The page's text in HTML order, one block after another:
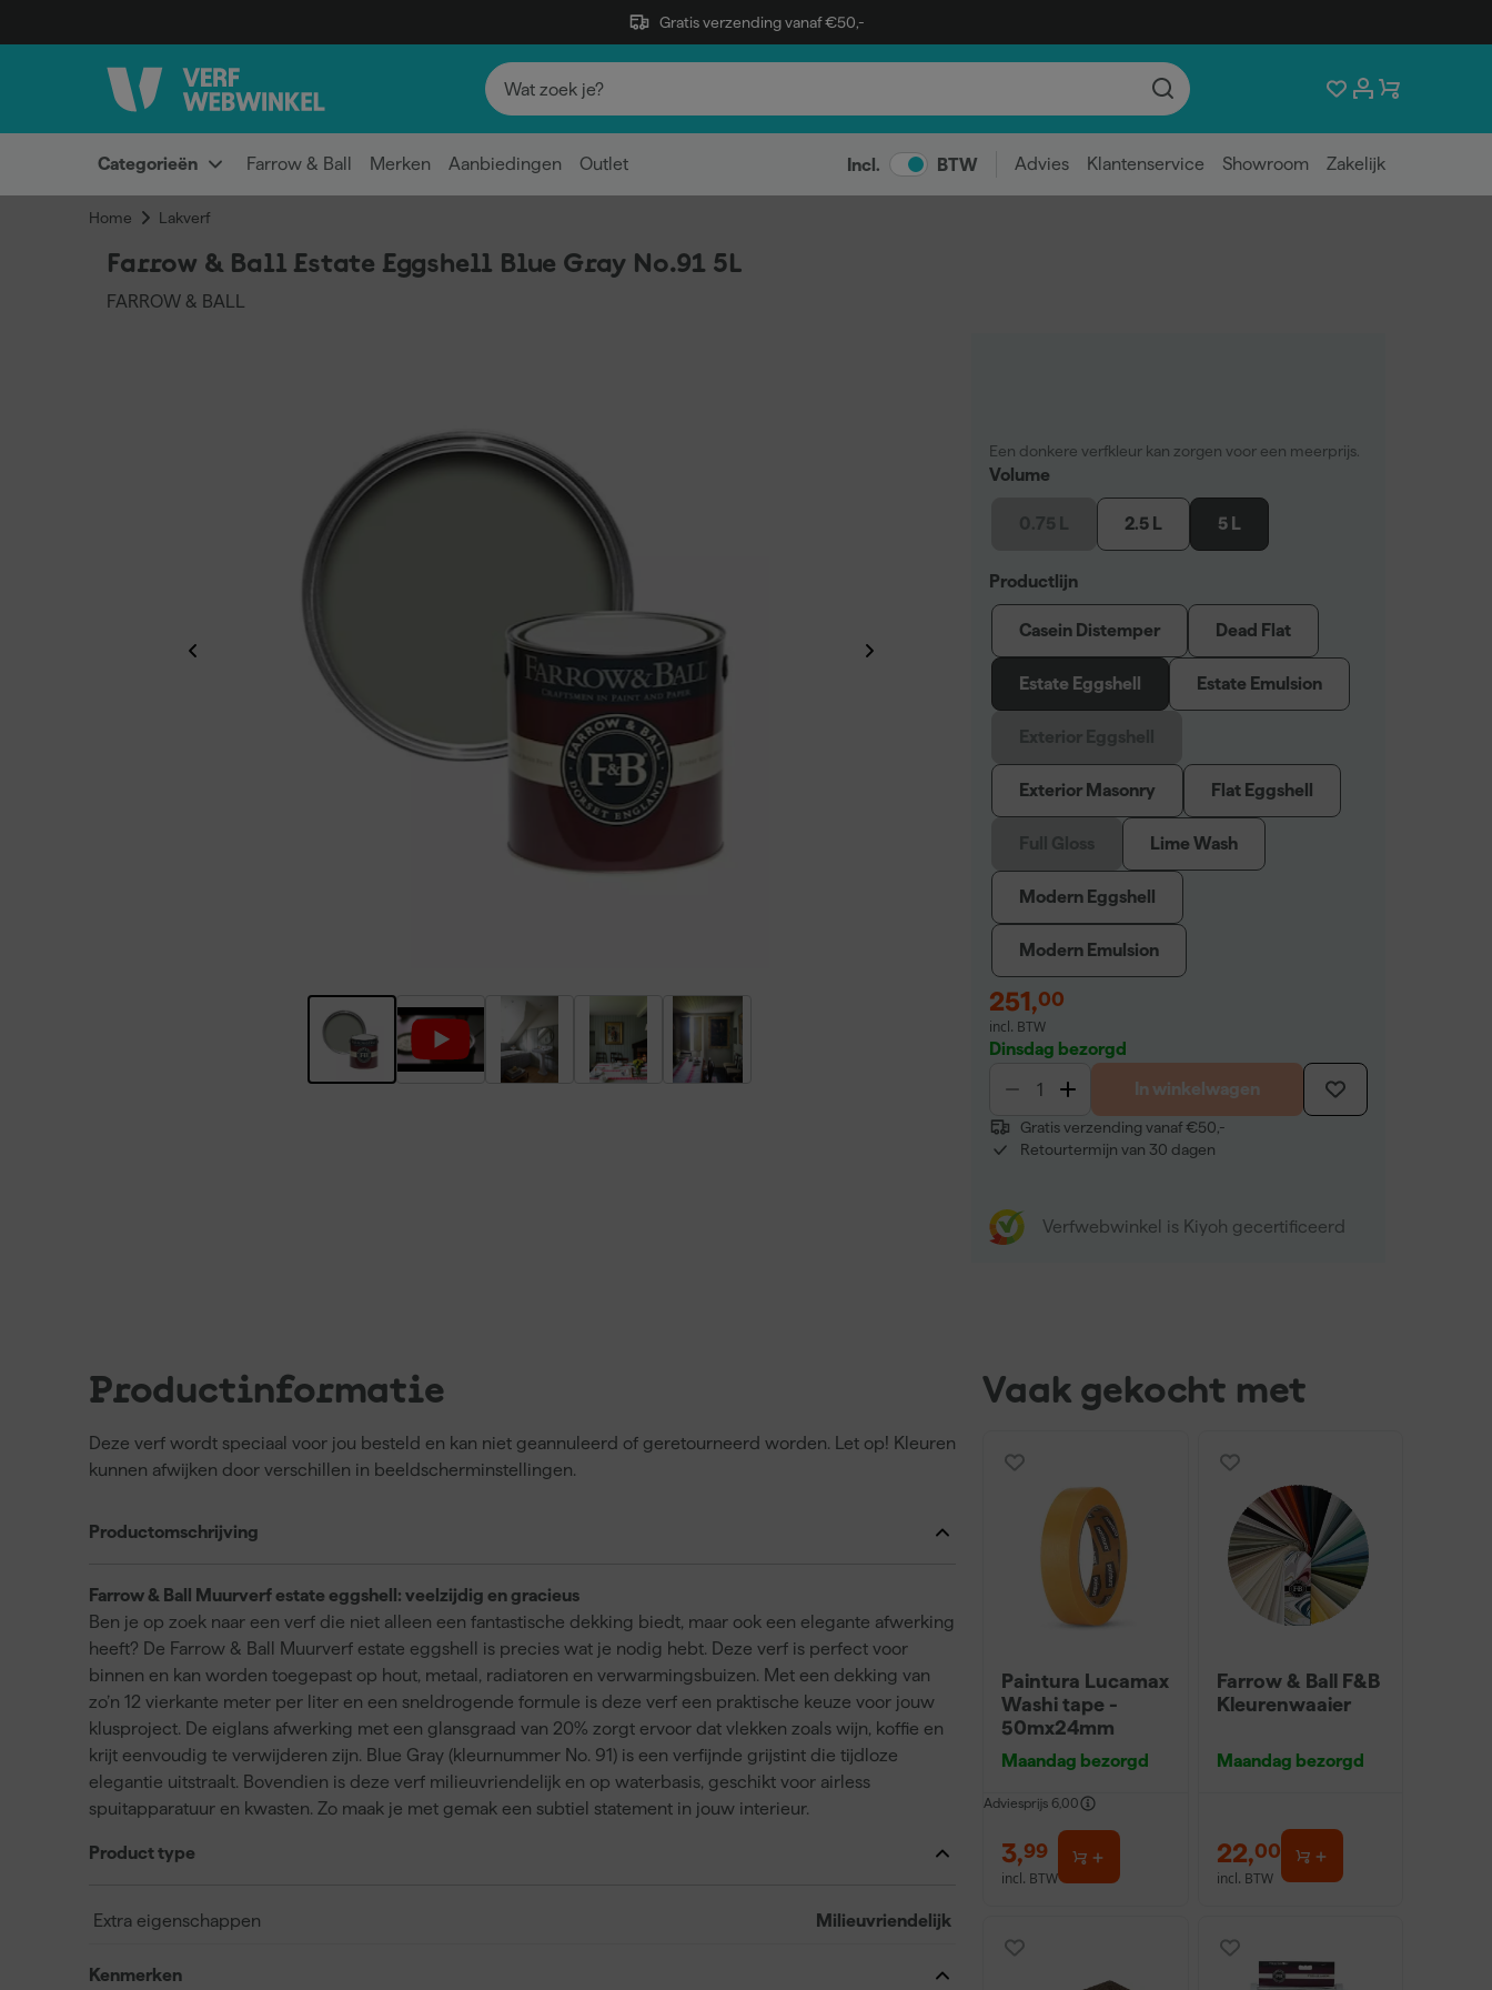
Gratis verzending vanaf €50,-
Categorieën Farrow & Ball Merken Aanbiedingen Outlet Incl. BTW Advies Klantenservice Showroom Zakelijk
Home Lakverf
Farrow & Ball Estate Eggshell Blue Gray No.91 5L
FARROW & BALL
Een donkere verfkleur kan zorgen voor een meerprijs.
Volume
2.5 L 5 L
Productlijn
Casein Distemper Dead Flat
Estate Eggshell Estate Emulsion
Exterior Masonry Flat Eggshell
Lime Wash
Modern Eggshell
Modern Emulsion
251,00
incl. BTW
Dinsdag bezorgd
In winkelwagen
Gratis verzending vanaf €50,-
Retourtermijn van 30 dagen
Verfwebwinkel is Kiyoh gecertificeerd
Productinformatie
Deze verf wordt speciaal voor jou besteld en kan niet geannuleerd of geretourneerd worden. Let op! Kleuren
kunnen afwijken door verschillen in beeldscherminstellingen.
Productomschrijving
Farrow & Ball Muurverf estate eggshell: veelzijdig en gracieus
Ben je op zoek naar een verf die niet alleen een fantastische dekking biedt, maar ook een elegante afwerking
heeft? De Farrow & Ball Muurverf estate eggshell is precies wat je nodig hebt. Deze verf is perfect voor
binnen en kan worden toegepast op hout, metaal, radiatoren en verwarmingsbuizen. Met een dekking van
zo’n 12 vierkante meter per liter en een sneldrogende formule is deze verf een praktische keuze voor jouw
klusproject. De eiglans afwerking met een glansgraad van 20% zorgt ervoor dat vlekken zoals wijn, koffie en
krijt eenvoudig te verwijderen zijn. Blue Gray (kleurnummer No. 91) is een verfijnde grijstint die tijdloze
elegantie uitstraalt. Bovendien is deze verf milieuvriendelijk en op waterbasis, geschikt voor airless
spuitapparatuur en kwasten. Zo maak je met gemak een subtiel statement in jouw interieur.
Product type
Extra eigenschappen Milieuvriendelijk
Kenmerken
Vaak gekocht met
Paintura Lucamax
Washi tape -
50mx24mm
Maandag bezorgd
Adviesprijs 6,00
3,99
incl. BTW
Farrow & Ball F&B
Kleurenwaaier
Maandag bezorgd
22,00
incl. BTW